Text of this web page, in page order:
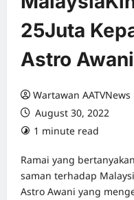
25Juta
Astro Awani
Wartawan AATVNews
August 30, 2022
1 minute read
Ramai yang
saman terhadap
Astro Awani yang